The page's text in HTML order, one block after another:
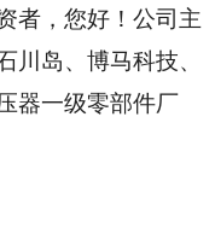
者，您好！公司主
川岛、博马科技、
器一级零部件厂